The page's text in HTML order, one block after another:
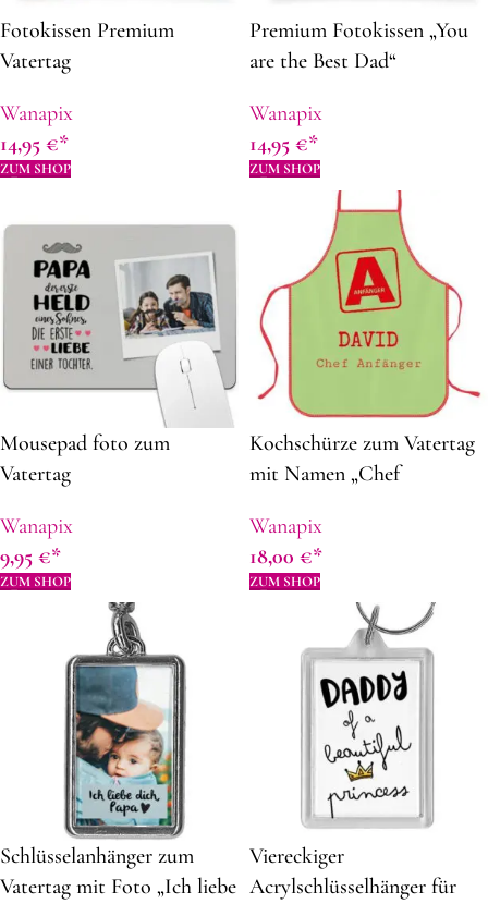
Fotokissen Premium
Vatertag
Wanapix
14,95 €
ZUM SHOP
Premium Fotokissen „You
are the Best Dad“
Wanapix
14,95 €
ZUM SHOP
Mousepad foto zum
Vatertag
Wanapix
9,95 €
ZUM SHOP
Kochschürze zum Vatertag
mit Namen „Chef
Panama-Stof | Schürze
selbst gestalten |
Geschenkidee zum Vatertag
Wanapix
18,00 €
ZUM SHOP
Schlüsselanhänger zum
Vatertag mit Foto „Ich liebe
Viereckiger
Acrylschlüsselhänger für